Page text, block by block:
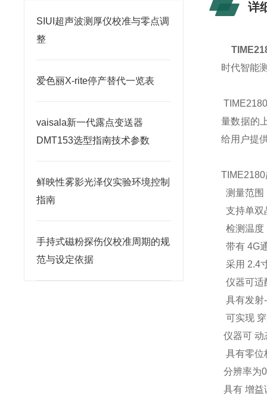
SIUI超声波测厚仪校准与零点调
整
爱色丽X-rite停产替代一览表
vaisala新一代露点变送器
DMT153选型指南技术参数
鲜映性雾影光泽仪实验环境控制
指南
手持式磁粉探伤仪校准周期的规
范与设定依据
详
时代智能
量数据的
给用户提
TIME2180
测量范围
支持单双
检测温度
带有 4G
采用 2.4
仪器可适
具有发射
可实现
仪器可 动
具有零位
分辨率为
具有 增益